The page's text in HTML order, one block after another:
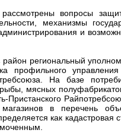
вопросы
механизмы
и
региональный
профильного
На базе
мясных
Пристанского
в перечень
как кадастровая